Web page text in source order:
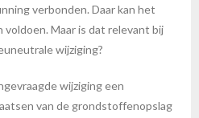
verbonden. Daar kan het
Maar is dat relevant bij
wijziging?
wijziging een
van de grondstoffenopslag